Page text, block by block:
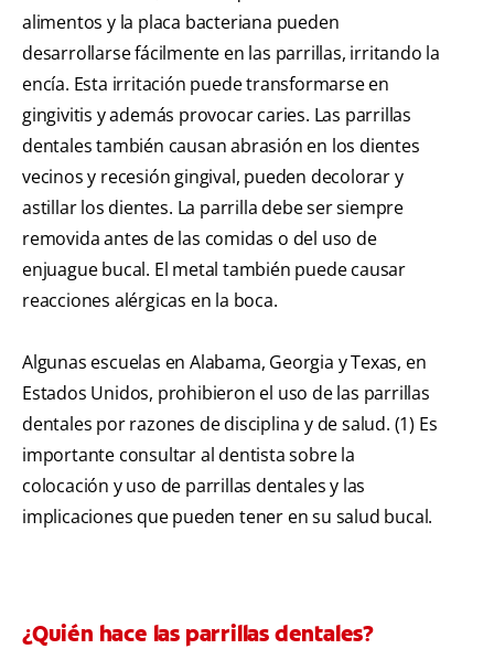
alimentos y la placa bacteriana pueden
desarrollarse fácilmente en las parrillas, irritando la
encía. Esta irritación puede transformarse en
gingivitis y además provocar caries. Las parrillas
dentales también causan abrasión en los dientes
vecinos y recesión gingival, pueden decolorar y
astillar los dientes. La parrilla debe ser siempre
removida antes de las comidas o del uso de
enjuague bucal. El metal también puede causar
reacciones alérgicas en la boca.
Algunas escuelas en Alabama, Georgia y Texas, en
Estados Unidos, prohibieron el uso de las parrillas
dentales por razones de disciplina y de salud. (1) Es
importante consultar al dentista sobre la
colocación y uso de parrillas dentales y las
implicaciones que pueden tener en su salud bucal.
¿Quién hace las parrillas dentales?